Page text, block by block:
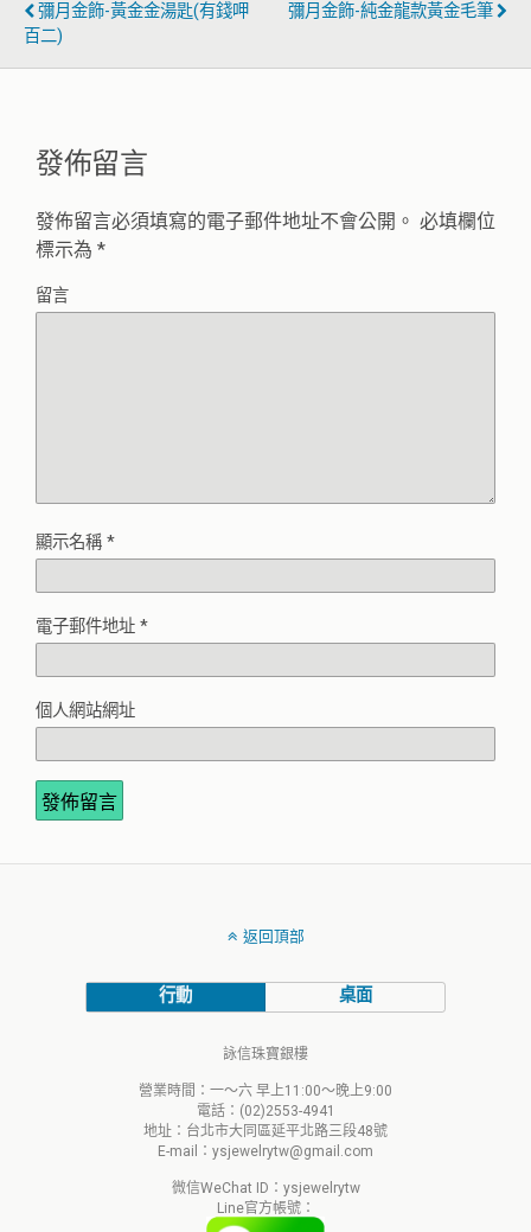
彌月金飾-黃金金湯匙(有錢呷
百二)
彌月金飾-純金龍款黃金毛筆
發佈留言
發佈留言必須填寫的電子郵件地址不會公開。 必填欄位
標示為 *
留言
顯示名稱 *
電子郵件地址 *
個人網站網址
返回頂部
行動 桌面
詠信珠寶銀樓
營業時間：一～六 早上11:00～晚上9:00
電話：(02)2553-4941
地址：台北市大同區延平北路三段48號
E-mail：ysjewelrytw@gmail.com
微信WeChat ID：ysjewelrytw
Line官方帳號：